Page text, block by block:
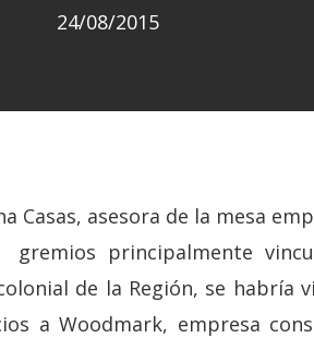
24/08/2015
Casas, asesora de la mesa
principalmente
de la Región, se habría
a Woodmark, empresa